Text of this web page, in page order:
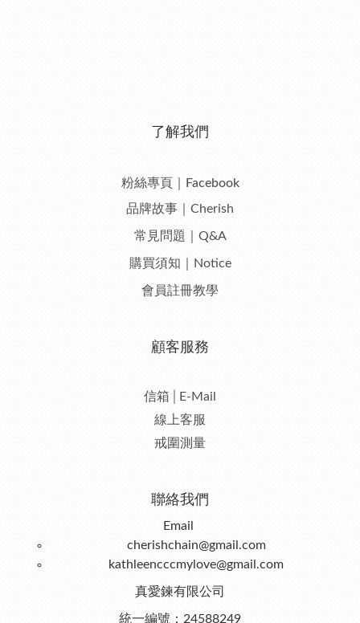
了解我們
粉絲專頁｜Facebook
品牌故事｜Cherish
常見問題｜Q&A
購買須知｜Notice
會員註冊教學
顧客服務
信箱│E-Mail
線上客服
戒圍測量
聯絡我們
Email
cherishchain@gmail.com
kathleencccmylove@gmail.com
真愛鍊有限公司
統一編號：24588249